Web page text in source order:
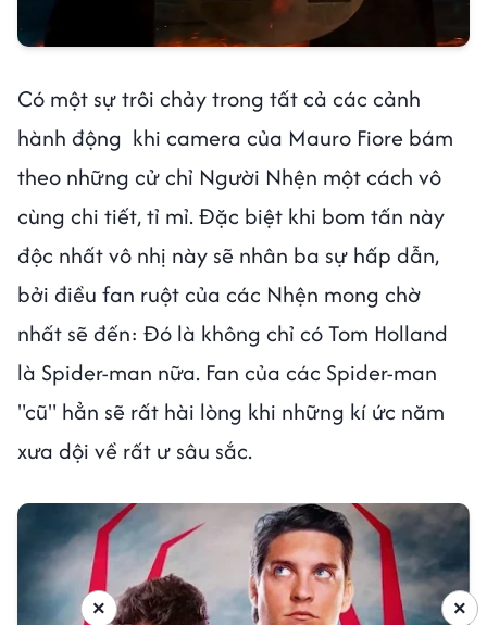
Có một sự trôi chảy trong tất cả các cảnh
hành động khi camera của Mauro Fiore bám
theo những cử chỉ Người Nhện một cách vô
cùng chi tiết, tỉ mỉ. Đặc biệt khi bom tấn này
độc nhất vô nhị này sẽ nhân ba sự hấp dẫn,
bởi điều fan ruột của các Nhện mong chờ
nhất sẽ đến: Đó là không chỉ có Tom Holland
là Spider-man nữa. Fan của các Spider-man
"cũ" hẳn sẽ rất hài lòng khi những kí ức năm
xưa dội về rất ư sâu sắc.
×
×